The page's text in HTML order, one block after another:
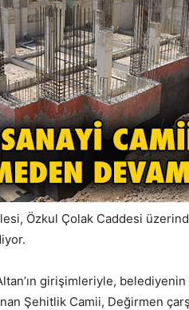
Özkul Çolak Caddesi
girişimleriyle,
Şehitlik Camii, Değirmen